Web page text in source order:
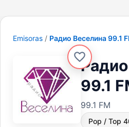
Emisoras Радио Веселина 99.1
99.1
99.1 FM
Pop / Top